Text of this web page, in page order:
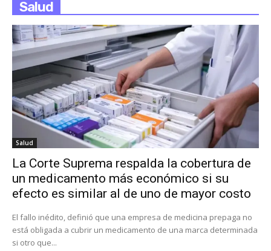
Salud
Salud
La Corte Suprema respalda la cobertura de
un medicamento más económico si su
efecto es similar al de uno de mayor costo
El fallo inédito, definió que una empresa de medicina prepaga no
está obligada a cubrir un medicamento de una marca determinada
si otro que...